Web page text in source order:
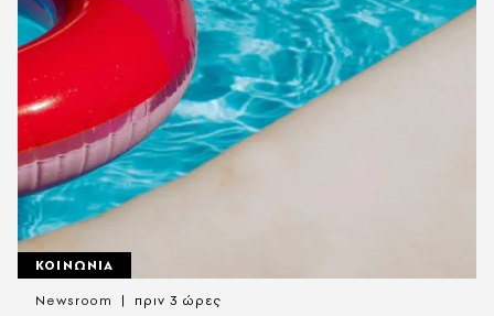
ΚΟΙΝΩΝΙΑ
Newsroom πριν 3 ώρες